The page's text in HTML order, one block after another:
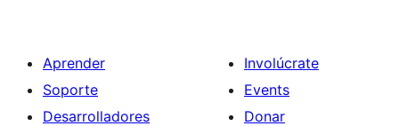
Aprender
Soporte
Desarrolladores
Involúcrate
Events
Donar